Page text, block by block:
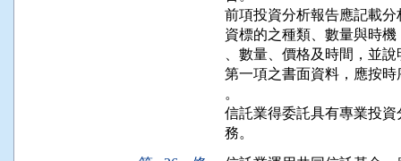
前項投資分析報告應記載
資標的之種類、數量與時
、數量、價格及時間，並
第一項之書面資料，應按
。
信託業得委託具有專業投
務。